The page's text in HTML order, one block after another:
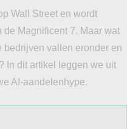
Wall Street en wordt
Magnificent 7. Maar wat
bedrijven vallen eronder en
In dit artikel leggen we uit
AI-aandelenhype.